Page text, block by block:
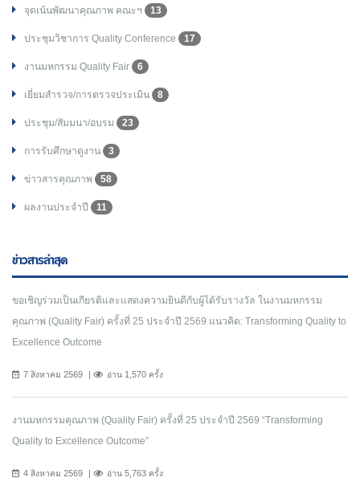
จุดเน้นพัฒนาคุณภาพ คณะฯ 13
ประชุมวิชาการ Quality Conference 17
งานมหกรรม Quality Fair 6
เยี่ยมสำรวจ/การตรวจประเมิน 8
ประชุม/สัมมนา/อบรม 23
การรับศึกษาดูงาน 3
ข่าวสารคุณภาพ 58
ผลงานประจำปี 11
ข่าวสารล่าสุด
ขอเชิญร่วมเป็นเกียรติและแสดงความยินดีกับผู้ได้รับรางวัล ในงานมหกรรม
คุณภาพ (Quality Fair) ครั้งที่ 25 ประจำปี 2569 แนวคิด: Transforming Quality to
Excellence Outcome
7 สิงหาคม 2569 อ่าน 1,570 ครั้ง
งานมหกรรมคุณภาพ (Quality Fair) ครั้งที่ 25 ประจำปี 2569 “Transforming
Quality to Excellence Outcome”
4 สิงหาคม 2569 อ่าน 5,763 ครั้ง